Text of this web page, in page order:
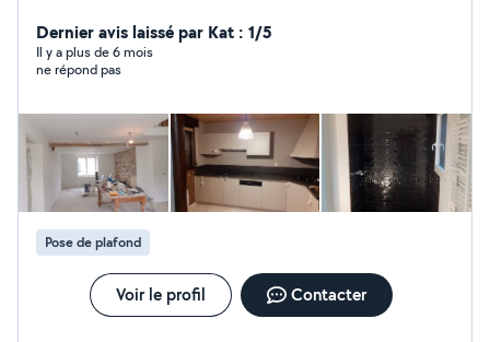
Dernier avis laissé par Kat : 1/5
Il y a plus de 6 mois
ne répond pas
Pose de plafond
Voir le profil Contacter